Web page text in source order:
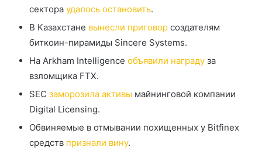
сектора удалось остановить.
В Казахстане вынесли приговор создателям
биткоин-пирамиды Sincere Systems.
На Arkham Intelligence объявили награду за
взломщика FTX.
SEC заморозила активы майнинговой компании
Digital Licensing.
Обвиняемые в отмывании похищенных у Bitfinex
средств признали вину.